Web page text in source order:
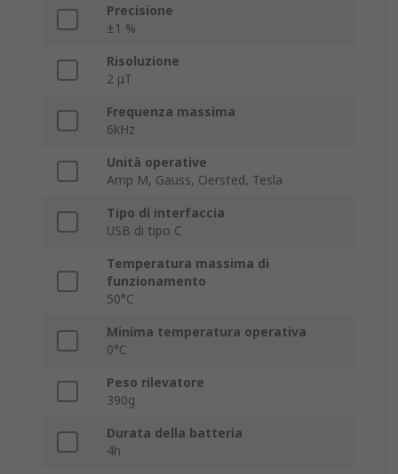
Precisione
±1 %
Risoluzione
2 μT
Frequenza massima
6kHz
Unità operative
Amp M, Gauss, Oersted, Tesla
Tipo di interfaccia
USB di tipo C
Temperatura massima di
funzionamento
50°C
Minima temperatura operativa
0°C
Peso rilevatore
390g
Durata della batteria
4h